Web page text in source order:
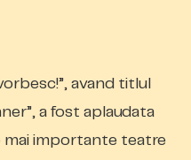
avand titlul
a fost aplaudata
mai importante teatre